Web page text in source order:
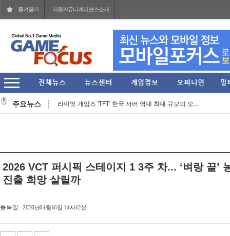
즐겨찾기 지원커뮤니케이션즈소개
주요뉴스
라이엇 게임즈 개발진이 말하는 지난 7년간의 TFT... ...
라이엇 게임즈 'TFT' 한국 서버 역대 최대 규모의 오...
스마일게이트, 엔픽셀 개발 MMORPG 신작 '이클립스: ...
스마일게이트, '코믹월드 335 일산'에 '카오스 제로 ...
2026 VCT 퍼시픽 스테이지 1 3주 차... ‘벼랑 끝’
진출 희망 살릴까
등록일 2026년04월16일 14시42분